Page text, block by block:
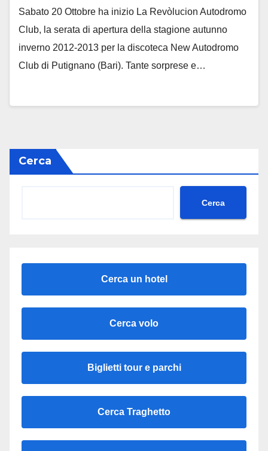
Sabato 20 Ottobre ha inizio La Revòlucion Autodromo
Club, la serata di apertura della stagione autunno
inverno 2012-2013 per la discoteca New Autodromo
Club di Putignano (Bari). Tante sorprese e…
Cerca
Cerca
Cerca un hotel
Cerca volo
Biglietti tour e parchi
Cerca Traghetto